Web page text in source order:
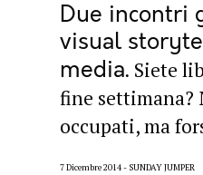
Due incontri
visual
media Siete
fine settimana?
occupati, ma
7 Dicembre 2014 SUNDAY JUMPER